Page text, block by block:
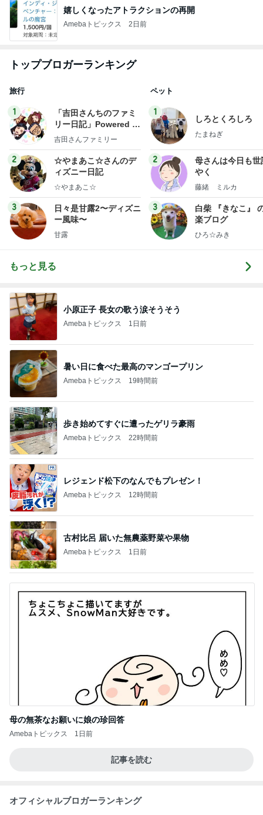
嬉しくなったアトラクションの再開
Amebaトピックス 2日前
トップブロガーランキング
旅行
1
「吉田さんちのファミ
リー日記」Powered b
y Ameba 吉田さんファ
ログ
吉田さんファミリー
2
☆やまあこ☆さんのデ
ィズニー日記
☆やまあこ☆
3
日々是甘露2〜ディズニ
ー風味〜
甘露
ペット
1
しろとくろしろ
たまねぎ
2
母さんは今日も世
やく
藤緒 ミルカ
3
白柴 『きなこ』
楽ブログ
ひろ☆みき
もっと見る
小原正子 長女の歌う涙そうそう
Amebaトピックス 1日前
暑い日に食べた最高のマンゴープリン
Amebaトピックス 19時間前
歩き始めてすぐに遭ったゲリラ豪雨
Amebaトピックス 22時間前
レジェンド松下のなんでもプレゼン！
Amebaトピックス 12時間前
古村比呂 届いた無農薬野菜や果物
Amebaトピックス 1日前
母の無茶なお願いに娘の珍回答
Amebaトピックス 1日前
記事を読む
オフィシャルブロガーランキング